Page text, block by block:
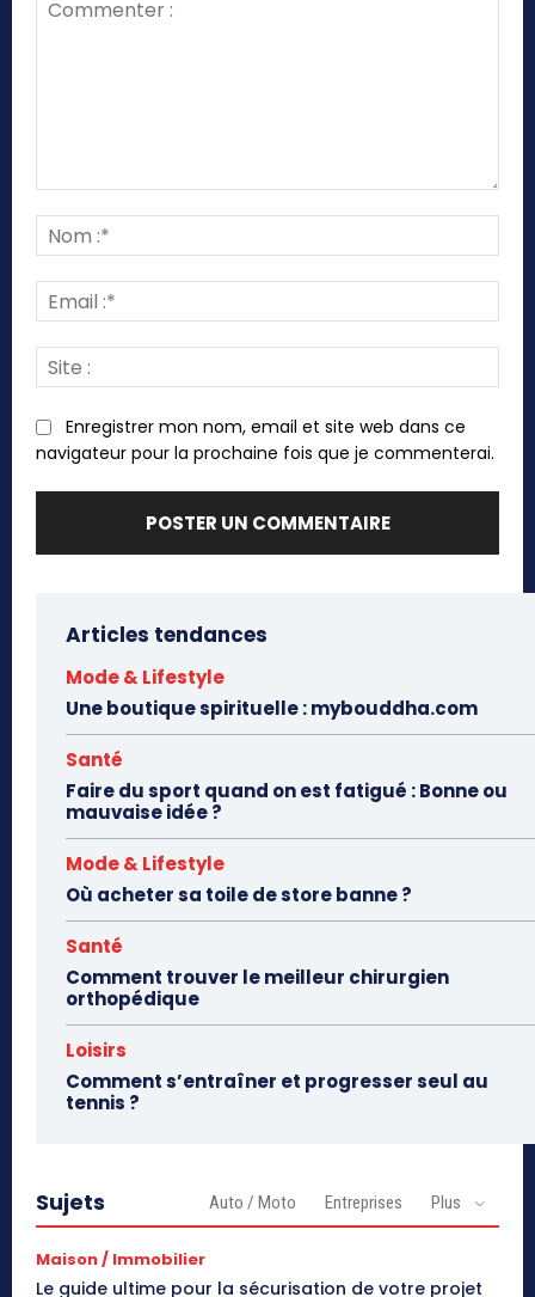
:*
:*
:
Enregistrer mon nom, email et site web dans ce
navigateur pour la prochaine fois que je commenterai.
Articles tendances
Mode & Lifestyle
Une boutique spirituelle : mybouddha.com
Santé
Faire du sport quand on est fatigué : Bonne ou
mauvaise idée ?
Mode & Lifestyle
Où acheter sa toile de store banne ?
Santé
Comment trouver le meilleur chirurgien
orthopédique
Loisirs
Comment s’entraîner et progresser seul au
tennis ?
Sujets Auto / Moto Entreprises Plus
Maison / Immobilier
Le guide ultime pour la sécurisation de votre projet